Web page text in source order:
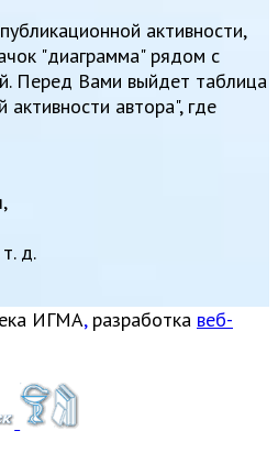
активности,
"диаграмма" рядом с
Перед Вами выйдет таблица
автора", где
д.
ИГМА,разработка веб-